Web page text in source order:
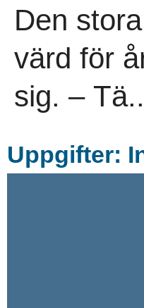
Den
värd för
sig. – Tä..
Uppgifter: